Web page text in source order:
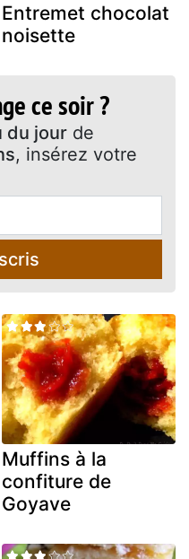
Entremet chocolat
noisette
ce soir ?
du jour de
, insérez votre
Muffins à la
confiture de
Goyave